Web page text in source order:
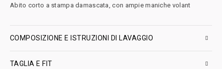
Abito corto a stampa damascata, con ampie maniche volant
COMPOSIZIONE E ISTRUZIONI DI LAVAGGIO
TAGLIA E FIT